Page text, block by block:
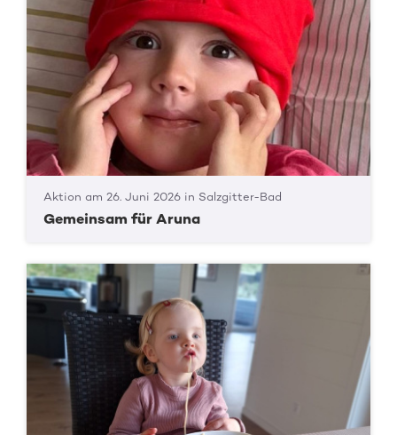
Aktion am 26. Juni 2026 in Salzgitter-Bad
Gemeinsam für Aruna